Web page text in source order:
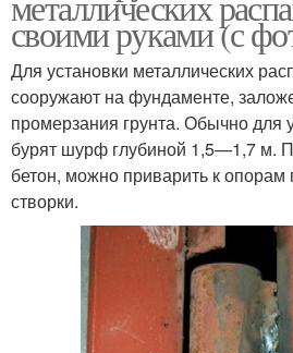
своими руками (с
Для установки металлических
сооружают на фундаменте,
промерзания грунта. Обычно для
бурят шурф глубиной 1,5—1,7 м.
бетон, можно приварить к опорам
створки.